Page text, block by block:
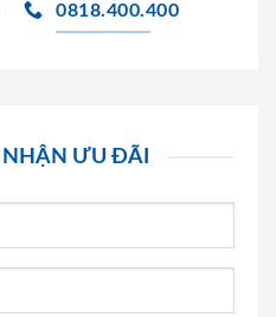
0818.400.400
ƯU ĐÃI